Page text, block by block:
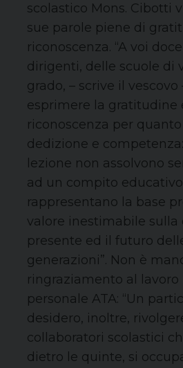
scolastico Mons. Cibotti
sue parole piene di
riconoscenza. “A voi
dirigenti, delle scuole di
grado, – scrive il vescovo
esprimere la gratitudine
riconoscenza per
dedizione e
lezione non assolvono
ad un compito
rappresentano la base
valore inestimabile sulla
presente ed il futuro
generazioni”. Non è
ringraziamento al lavoro
personale ATA: “Un
desidero, inoltre,
collaboratori scolastici
dietro le quinte, si